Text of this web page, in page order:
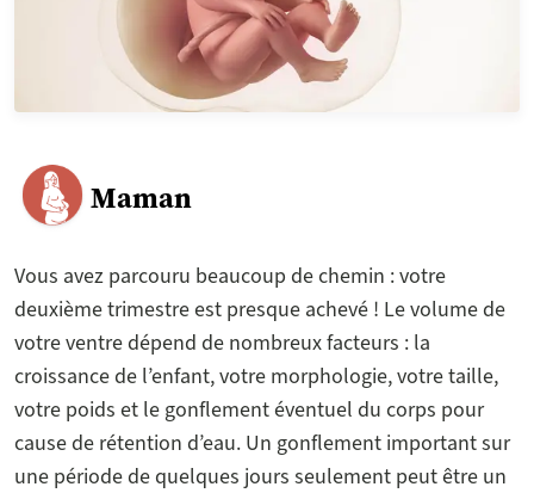
Maman
Vous avez parcouru beaucoup de chemin : votre
deuxième trimestre est presque achevé ! Le volume de
votre ventre dépend de nombreux facteurs : la
croissance de l’enfant, votre morphologie, votre taille,
votre poids et le gonflement éventuel du corps pour
cause de rétention d’eau. Un gonflement important sur
une période de quelques jours seulement peut être un